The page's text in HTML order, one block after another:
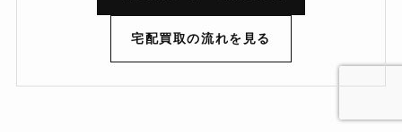
宅配買取の流れを見る